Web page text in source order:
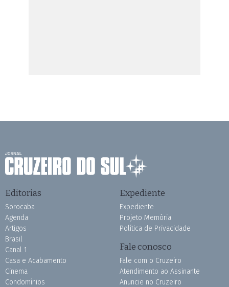
Editorias
Sorocaba
Agenda
Artigos
Brasil
Canal 1
Casa e Acabamento
Cinema
Condomínios
Expediente
Expediente
Projeto Memória
Política de Privacidade
Fale conosco
Fale com o Cruzeiro
Atendimento ao Assinante
Anuncie no Cruzeiro